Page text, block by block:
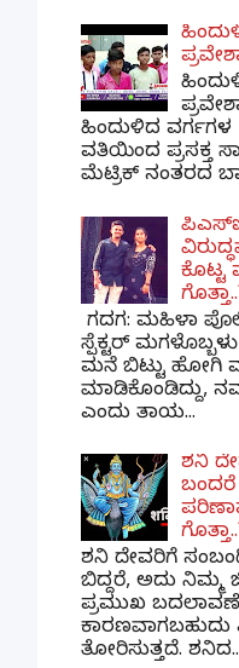
ಹಿಂದುಳಿದ
ವತಿಯಿಂದ ಪ್ರಸಕ್ತ
ಮೆಟ್ರಿಕ್ ನಂತರದ
ಕೊಟ್ಟ
ಗದಗ​: ಮಹಿಳಾ
ಸ್ಪೆಕ್ಟರ್​
ಮನೆ ಬಿಟ್ಟು ಹೋಗಿ
ಮಾಡಿಕೊಂಡಿದ್ದು,
ಎಂದು ತಾಯ...
ಶನಿ
ಬಂದರೆ
ಶನಿ ದೇವರಿಗೆ
ಬಿದ್ದರೆ, ಅದು ನಿಮ್ಮ
ಪ್ರಮುಖ
ಕಾರಣವಾಗಬಹುದು
ತೋರಿಸುತ್ತದೆ.